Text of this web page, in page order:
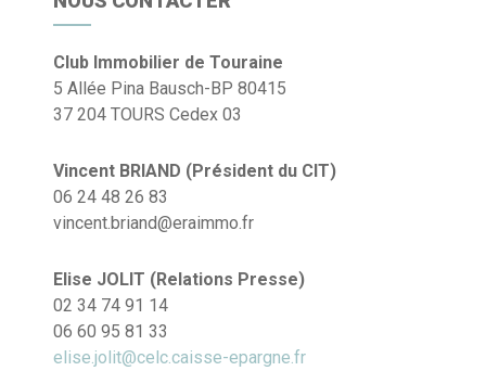
Club Immobilier de Touraine
5 Allée Pina Bausch-BP 80415
37 204 TOURS Cedex 03
Vincent BRIAND (Président du CIT)
06 24 48 26 83
vincent.briand@eraimmo.fr
Elise JOLIT (Relations Presse)
02 34 74 91 14
06 60 95 81 33
elise.jolit@celc.caisse-epargne.fr